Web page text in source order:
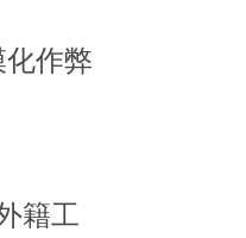
化作弊
籍工